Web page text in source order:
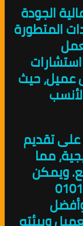
الجودة
المتطورة
عميل، حيث
على تقديم
مما
ويمكن